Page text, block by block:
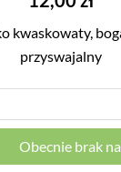
kwaskowaty,
przyswajalny
Obecnie brak